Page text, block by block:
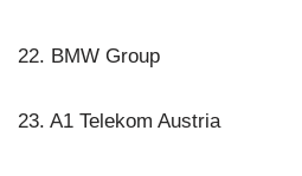
22. BMW Group
23. A1 Telekom Austria